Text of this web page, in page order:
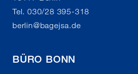
Tel. 030/28 395-318
berlin@bagejsa.de
BÜRO BONN